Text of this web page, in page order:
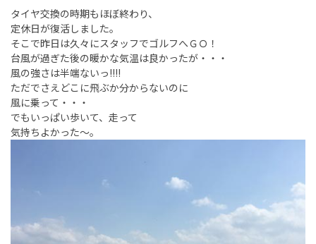
タイヤ交換の時期もほぼ終わり、
定休日が復活しました。
そこで昨日は久々にスタッフでゴルフへＧＯ！
台風が過ぎた後の暖かな気温は良かったが・・・
風の強さは半端ないっ!!!!
ただでさえどこに飛ぶか分からないのに
風に乗って・・・
でもいっぱい歩いて、走って
気持ちよかった～。